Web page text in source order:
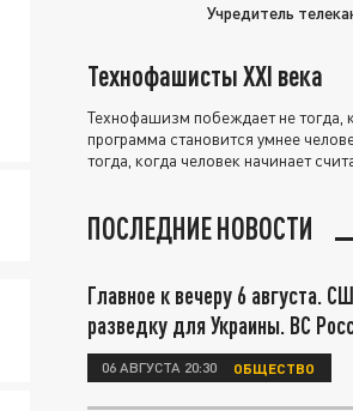
Учредитель
Технофашисты XXI века
Технофашизм побеждает не тогда,
программа становится умнее
тогда, когда человек начинает
ПОСЛЕДНИЕ НОВОСТИ
Главное к вечеру 6 августа.
разведку для Украины. ВС
06 АВГУСТА 20:30 ОБЩЕСТВО